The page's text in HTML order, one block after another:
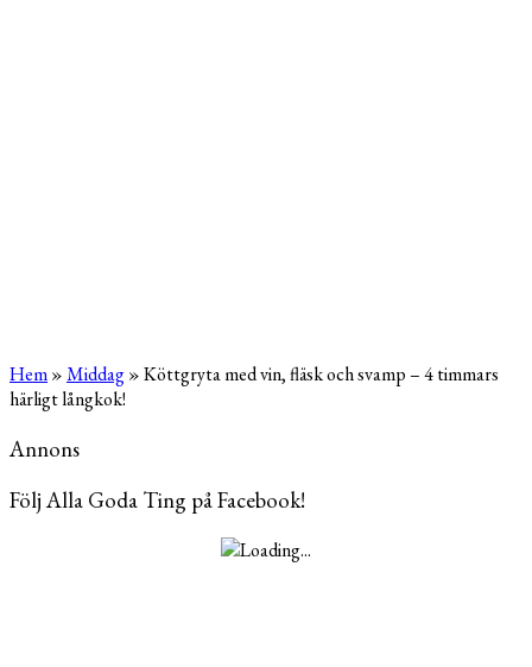
Hem»Middag»Köttgryta med vin, fläsk och svamp – 4 timmars
härligt långkok!
Annons
Följ Alla Goda Ting på Facebook!